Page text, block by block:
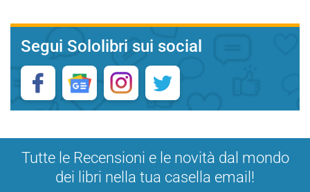
Segui Sololibri sui social
Tutte le Recensioni e le novità dal mondo
dei libri nella tua casella email!